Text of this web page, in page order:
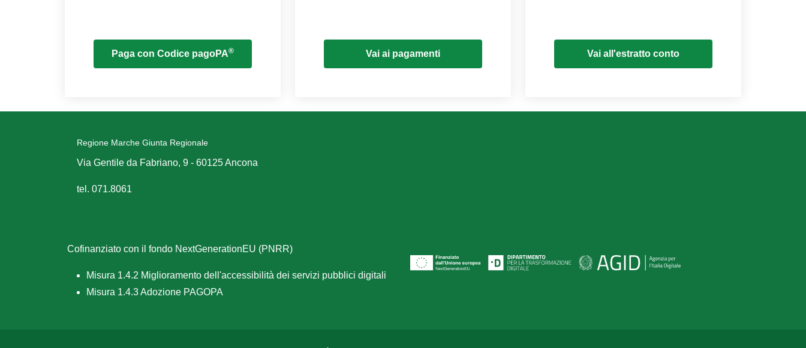
Paga con Codice pagoPA® Vai ai pagamenti Vai all'estratto conto
Regione Marche Giunta Regionale
Via Gentile da Fabriano, 9 - 60125 Ancona
tel. 071.8061
Cofinanziato con il fondo NextGenerationEU (PNRR)
Misura 1.4.2 Miglioramento dell'accessibilità dei servizi pubblici digitali
Misura 1.4.3 Adozione PAGOPA